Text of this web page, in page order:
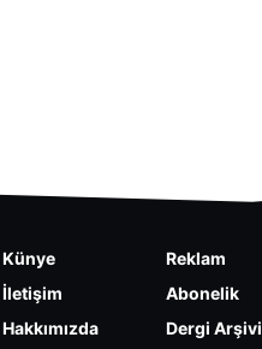
Künye
İletişim
Hakkımızda
Reklam
Abonelik
Dergi Arşivi